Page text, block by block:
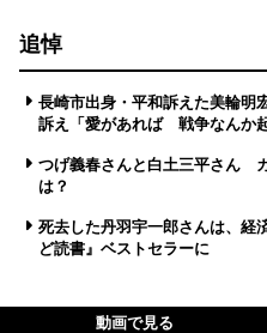
追悼
長崎市出身・平和訴えた美輪
訴え「愛があれば 戦争なんか
つげ義春さんと白土三平さん
は？
死去した丹羽宇一郎さんは、
ど読書』ベストセラーに
動画で見る